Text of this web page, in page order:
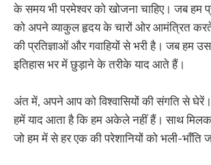
के समय भी परमेश्वर को खोजना चाहिए। जब हम
को अपने व्याकुल हृदय के चारों ओर आमंत्रित करते
की प्रतिज्ञाओं और गवाहियों से भरी है। जब हम
इतिहास भर में छुड़ाने के तरीके याद आते हैं।
अंत में, अपने आप को विश्वासियों की संगति से घेरें।
हमें याद आता है कि हम अकेले नहीं हैं। साथ
जो हम में से हर एक की परेशानियों को भली-भाँति